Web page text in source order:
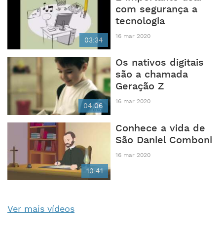
03:34
com segurança a
tecnologia
16 mar 2020
04:06
Os nativos digitais
são a chamada
Geração Z
16 mar 2020
10:41
Conhece a vida de
São Daniel Comboni
16 mar 2020
Ver mais vídeos